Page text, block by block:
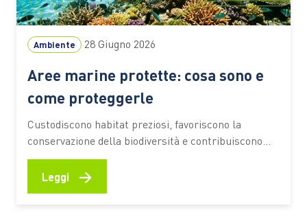
Ambiente 28 Giugno 2026
Aree marine protette: cosa sono e
come proteggerle
Custodiscono habitat preziosi, favoriscono la
conservazione della biodiversità e contribuiscono
alla resilienza degli ecosistemi costieri. Scopri come
funzionano, quali benefici offrono e quali
Leggi →